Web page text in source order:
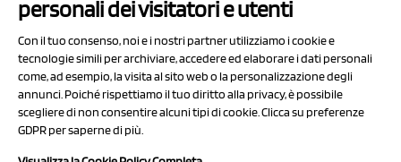
Privacy Policy
Cookie Policy
Chi Siamo
personali dei visitatori e utenti
Con il tuo consenso, noi e i nostri partner utilizziamo i cookie e
tecnologie simili per archiviare, accedere ed elaborare i dati personali
come, ad esempio, la visita al sito web o la personalizzazione degli
annunci. Poiché rispettiamo il tuo diritto alla privacy, è possibile
scegliere di non consentire alcuni tipi di cookie. Clicca su preferenze
GDPR per saperne di più.